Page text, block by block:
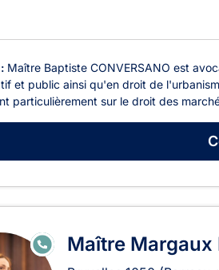
Maître Baptiste CONVERSANO est
et public ainsi qu'en droit de
particulièrement sur le droit des
Maître Margaux
E
N